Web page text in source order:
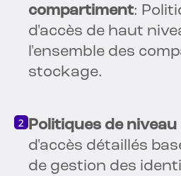
compartiment:
d'accès de haut
l'ensemble des
stockage.
Politiques de niveau
d'accès détaillés
de gestion des